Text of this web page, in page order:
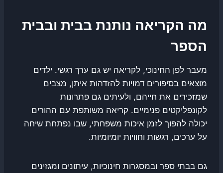
מה הקריאה נותנת בבית ובבית
הספר
מעבר לפן החינוכי, לקריאה יש גם ערך רגשי. ילדים
מוצאים בסיפורים דמויות להזדהות איתן, מצבים
שמזכירים את חייהם, ולעיתים גם פתרונות
לקונפליקטים פנימיים. קריאה משותפת עם ההורים
יכולה להפוך לזמן איכות משפחתי, שבו נפתחת שיחה
על ערכים, רגשות וחוויות יומיומיות.
גם בבתי ספר ובמסגרות חינוכיות, עיתונים ומגזינים